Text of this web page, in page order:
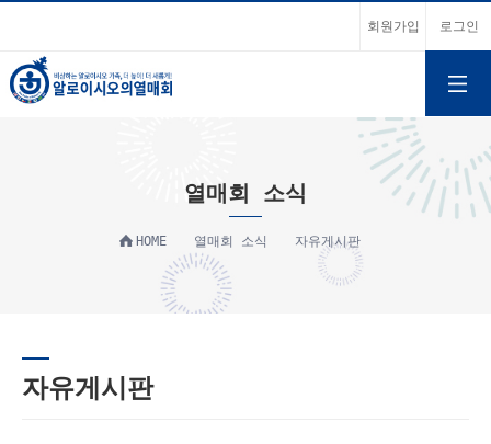
회원가입 로그인
열매회 소식
HOME 열매회 소식 자유게시판
자유게시판